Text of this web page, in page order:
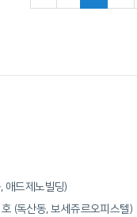
애드제노빌딩)
(독산동, 보세쥬르오피스텔)